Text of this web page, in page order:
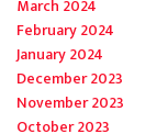
March 2024
February 2024
January 2024
December 2023
November 2023
October 2023